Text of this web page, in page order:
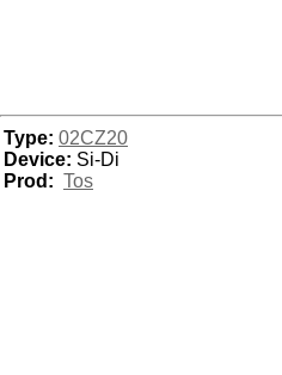
Type: 02CZ20
Device: Si-Di
Prod: Tos